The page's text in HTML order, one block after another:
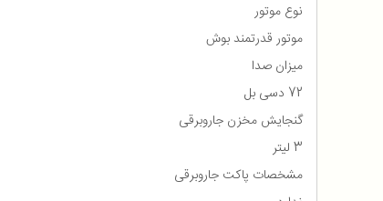
نوع موتور
موتور قدرتمند بوش
میزان صدا
72 دسی بل
گنجایش مخزن جاروبرقی
3 لیتر
مشخصات پاکت جاروبرقی